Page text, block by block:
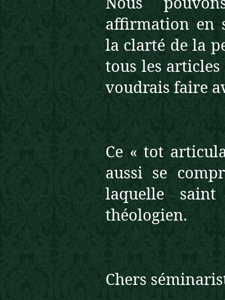
affirmation en
la clarté de la
tous les articles
voudrais faire
Ce « tot
aussi se
laquelle
théologien.
Chers